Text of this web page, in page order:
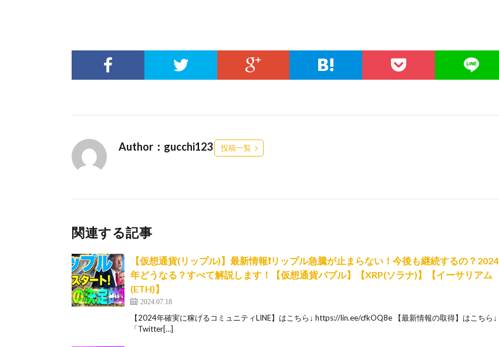
Author：gucchi123 投稿一覧
関連する記事
【仮想通貨(リップル)】最新情報❗️リップル急騰が止まらない！今後も継続するの？2024
年どうなる？すべて解説します！【仮想通貨バブル】【XRP(ソラナ)】【イーサリアム
(ETH)】
2024.07.18
【2024年確実に稼げるコミュニティLINE】はこちら↓ https://lin.ee/cfkOQ8e 【最新情報の取得】はこちら↓
「Twitter[…]